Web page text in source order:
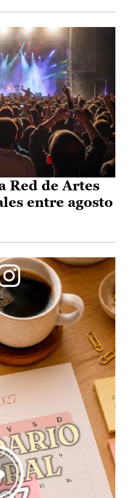
Red de Artes
entre agosto